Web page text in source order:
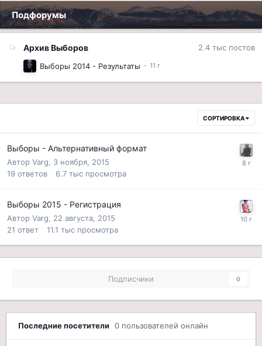
Подфорумы
Архив Выборов 2.4 тыс постов
Выборы 2014 - Результаты
СОРТИРОВКА
Выборы - Альтернативный формат
Автор Varg, 3 ноября, 2015
19 ответов 6.7 тыс просмотра
Выборы 2015 - Регистрация
Автор Varg, 22 августа, 2015
21 ответ 11.1 тыс просмотра
Подписчики 0
Последние посетители 0 пользователей онлайн